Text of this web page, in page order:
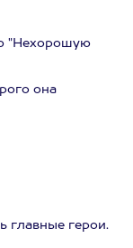
"Нехорошую
она
главные герои.